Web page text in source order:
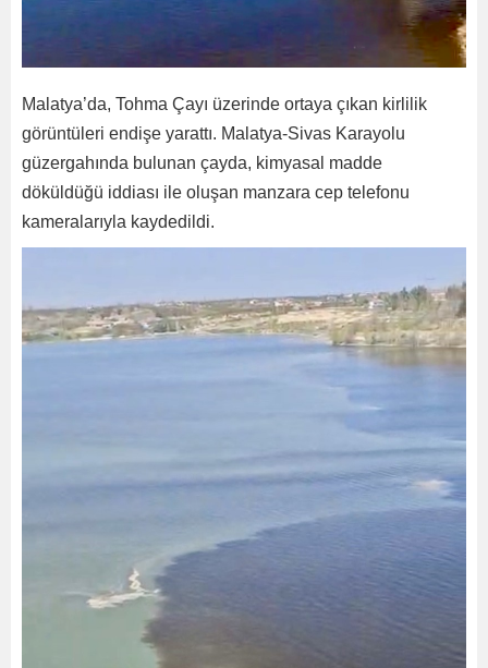
Malatya’da, Tohma Çayı üzerinde ortaya çıkan kirlilik
görüntüleri endişe yarattı. Malatya-Sivas Karayolu
güzergahında bulunan çayda, kimyasal madde
döküldüğü iddiası ile oluşan manzara cep telefonu
kameralarıyla kaydedildi.